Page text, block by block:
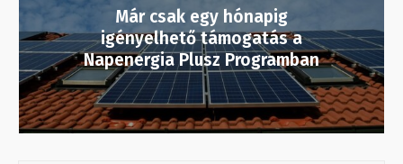
Már csak egy hónapig
igényelhető támogatás a
Napenergia Plusz Programban